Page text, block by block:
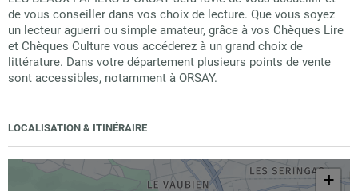
de vous conseiller dans vos choix de lecture. Que vous soyez
un lecteur aguerri ou simple amateur, grâce à vos Chèques Lire
et Chèques Culture vous accéderez à un grand choix de
littérature. Dans votre département plusieurs points de vente
sont accessibles, notamment à ORSAY.
LOCALISATION & ITINÉRAIRE
+